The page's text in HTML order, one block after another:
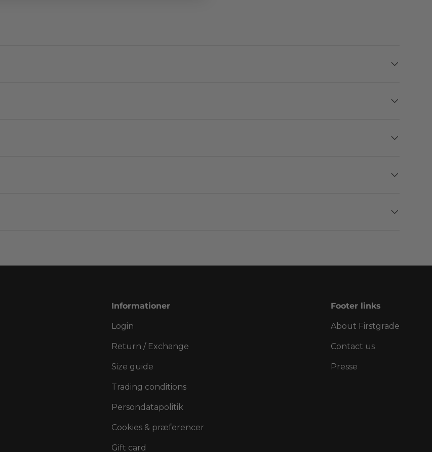
Informationer
Login
Return / Exchange
Size guide
Trading conditions
Persondatapolitik
Cookies & præferencer
Gift card
Footer links
About Firstgrade
Contact us
Presse